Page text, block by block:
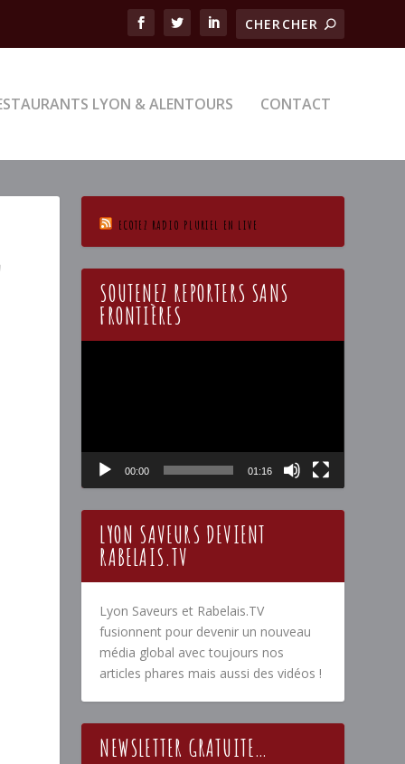
LYON & ALENTOURS CONTACT
ECOTEZ RADIO PLURIEL EN LIVE
SOUTENEZ REPORTERS SANS
FRONTIÈRES
00:00 01:16
LYON SAVEURS DEVIENT
RABELAIS.TV
Lyon Saveurs et Rabelais.TV
fusionnent pour devenir un nouveau
média global avec toujours nos
articles phares mais aussi des vidéos !
NEWSLETTER GRATUITE…